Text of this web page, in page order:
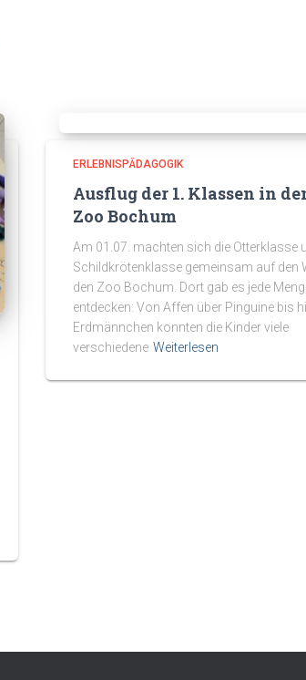
ERLEBNISPÄDAGOGIK
Ausflug der 1. Klassen in
Zoo Bochum
Am 01.07. machten sich die Otterklasse
Schildkrötenklasse gemeinsam auf den
den Zoo Bochum. Dort gab es jede
entdecken: Von Affen über Pinguine bis
Erdmännchen konnten die Kinder viele
verschiedene Weiterlesen